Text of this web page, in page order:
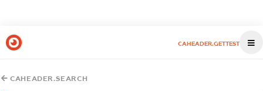
CAHEADER.GETTEST
CAHEADER.SEARCH